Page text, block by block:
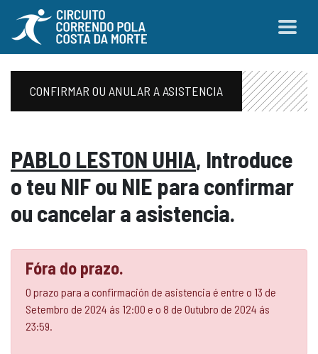
CONFIRMAR OU ANULAR A ASISTENCIA
PABLO LESTON UHIA, Introduce
o teu NIF ou NIE para confirmar
ou cancelar a asistencia.
Fóra do prazo.
O prazo para a confirmación de asistencia é entre o 13 de
Setembro de 2024 ás 12:00 e o 8 de Outubro de 2024 ás
23:59.